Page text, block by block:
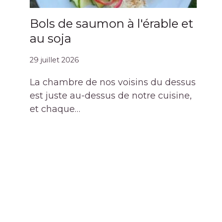
Bols de saumon à l'érable et
au soja
29 juillet 2026
La chambre de nos voisins du dessus
est juste au-dessus de notre cuisine,
et chaque…